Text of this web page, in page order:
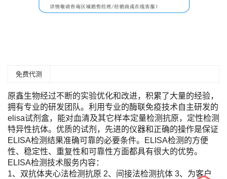
免费代测
原鑫生物经过不断的实验优化和改进，积累了大量的经验，
拥有专业的研发团队。利用专业的酶联免疫技术自主研发的
elisa试剂盒，能对血清及其它样本定量检测抗原，定性检测
特异性抗体。优质的试剂，先进的仪器和正确的操作是保证
ELISA检测结果准确可靠的必要条件。ELISA检测的方便
性、稳定性、重复性和可靠性方面都具有很大的优势。
ELISA检测技术服务内容：
1、双抗体夹心法检测抗原 2、间接法检测抗体 3、为客户